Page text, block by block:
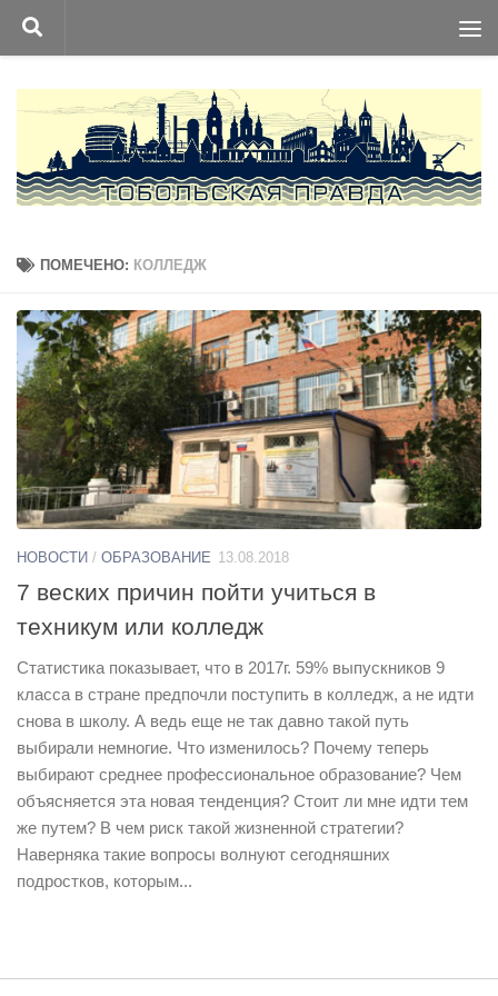
Перейти к содержимому
ПОМЕЧЕНО: КОЛЛЕДЖ
НОВОСТИ / ОБРАЗОВАНИЕ 13.08.2018
7 веских причин пойти учиться в
техникум или колледж
Статистика показывает, что в 2017г. 59% выпускников 9
класса в стране предпочли поступить в колледж, а не идти
снова в школу. А ведь еще не так давно такой путь
выбирали немногие. Что изменилось? Почему теперь
выбирают среднее профессиональное образование? Чем
объясняется эта новая тенденция? Стоит ли мне идти тем
же путем? В чем риск такой жизненной стратегии?
Наверняка такие вопросы волнуют сегодняшних
подростков, которым...